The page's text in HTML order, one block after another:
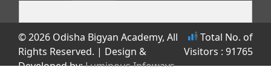
© 2026 Odisha Bigyan Academy, All
Rights Reserved. | Design &
Total No. of
Visitors : 91765